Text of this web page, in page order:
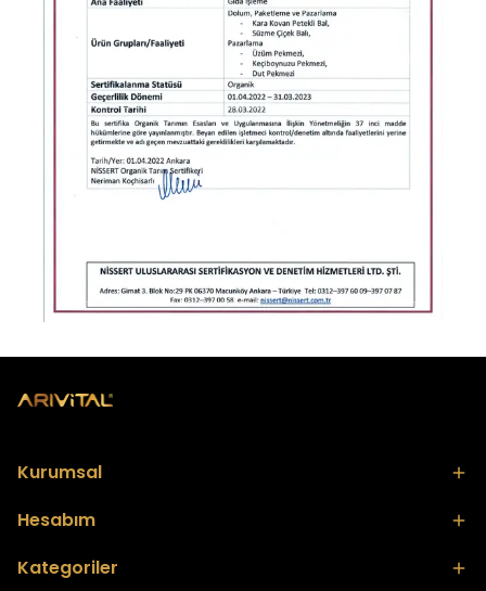
Kurumsal
Hesabım
Kategoriler